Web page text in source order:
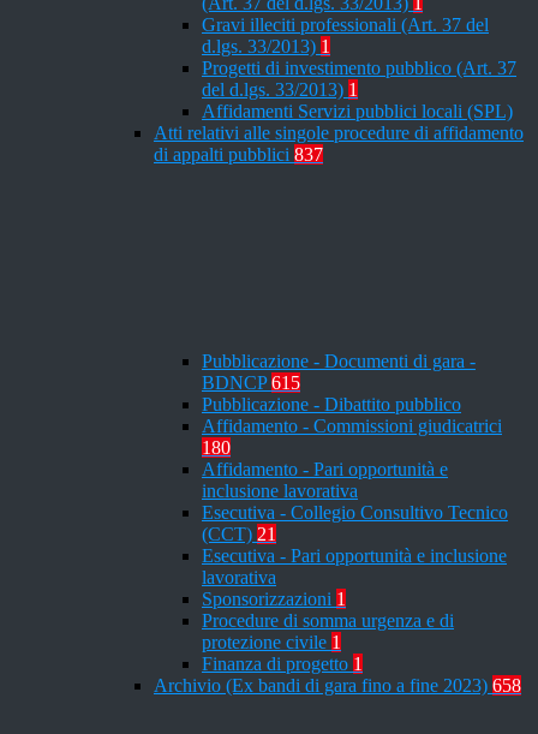
Gravi illeciti professionali (Art. 37 del
d.lgs. 33/2013) 1
Progetti di investimento pubblico (Art. 37
del d.lgs. 33/2013) 1
Affidamenti Servizi pubblici locali (SPL)
Atti relativi alle singole procedure di affidamento
di appalti pubblici 837
Pubblicazione - Documenti di gara -
BDNCP615
Pubblicazione - Dibattito pubblico
Affidamento - Commissioni giudicatrici
180
Affidamento - Pari opportunità e
inclusione lavorativa
Esecutiva - Collegio Consultivo Tecnico
(CCT) 21
Esecutiva - Pari opportunità e inclusione
lavorativa
Sponsorizzazioni 1
Procedure di somma urgenza e di
protezione civile 1
Finanza di progetto 1
Archivio (Ex bandi di gara fino a fine 2023) 658